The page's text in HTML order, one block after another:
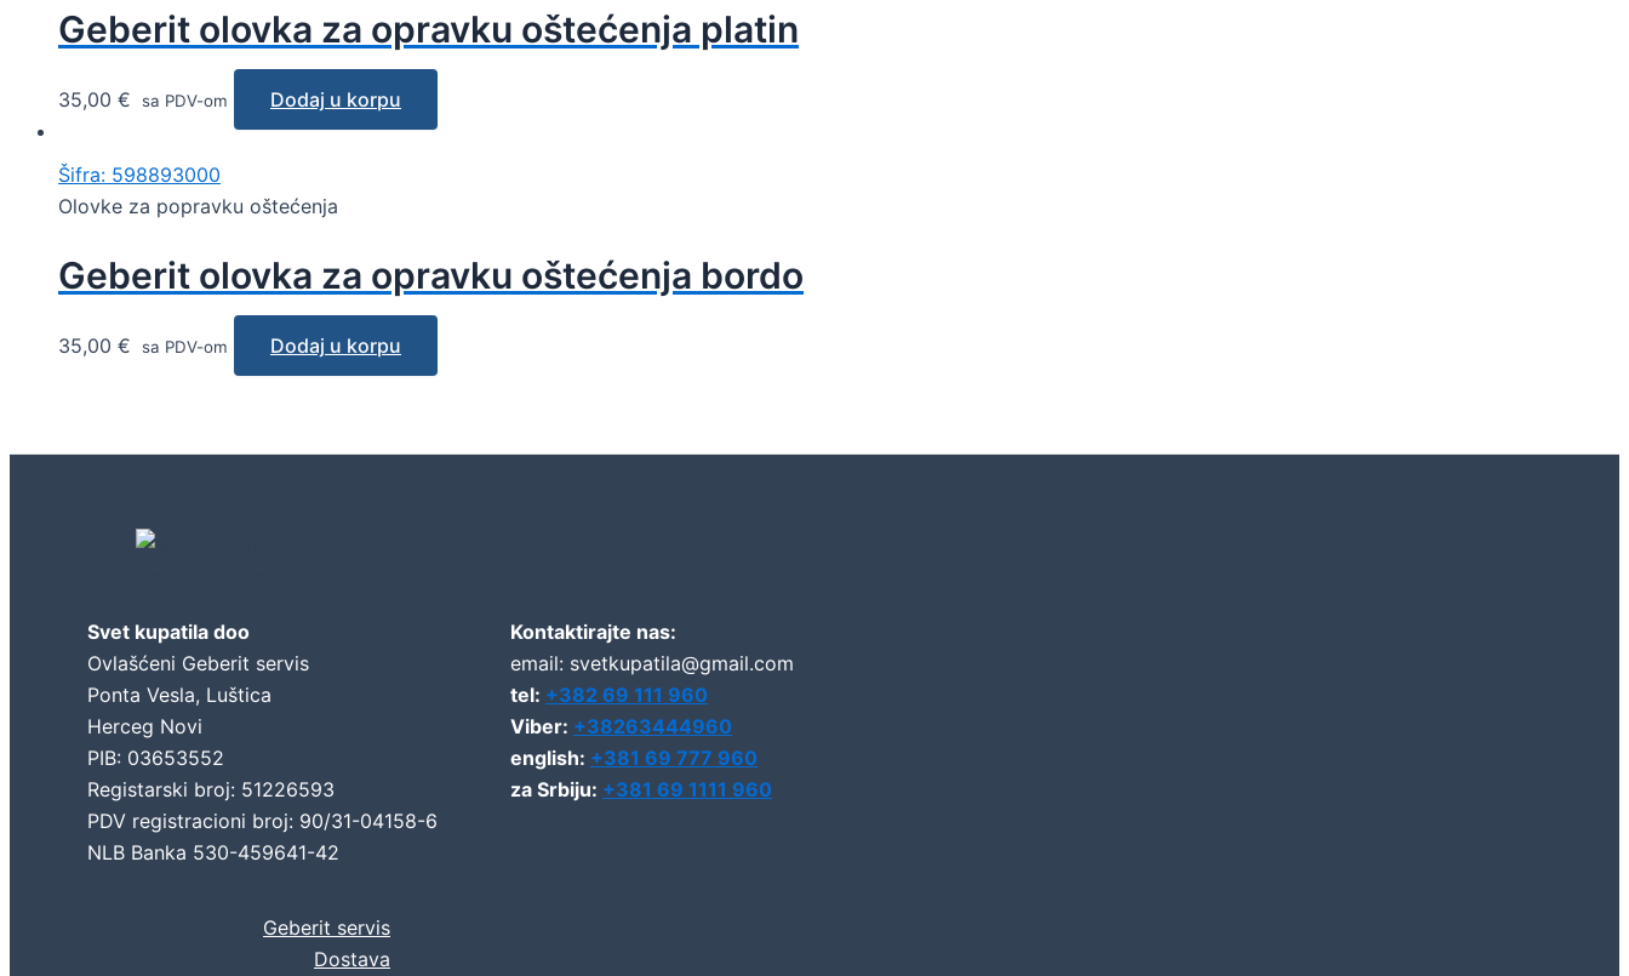
Geberit olovka za opravku oštećenja platin
35,00 € sa PDV-om Dodaj u korpu
Šifra: 598893000
Olovke za popravku oštećenja
Geberit olovka za opravku oštećenja bordo
35,00 € sa PDV-om Dodaj u korpu
Svet kupatila doo
Ovlašćeni Geberit servis
Ponta Vesla, Luštica
Herceg Novi
PIB: 03653552
Registarski broj: 51226593
PDV registracioni broj: 90/31-04158-6
NLB Banka 530-459641-42
Kontaktirajte nas:
email: svetkupatila@gmail.com
tel: +382 69 111 960
Viber: +38263444960
english: +381 69 777 960
za Srbiju: +381 69 1111 960
Geberit servis
Dostava